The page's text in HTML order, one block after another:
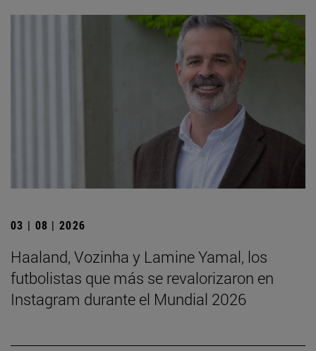
03 | 08 | 2026
Haaland, Vozinha y Lamine Yamal, los
futbolistas que más se revalorizaron en
Instagram durante el Mundial 2026